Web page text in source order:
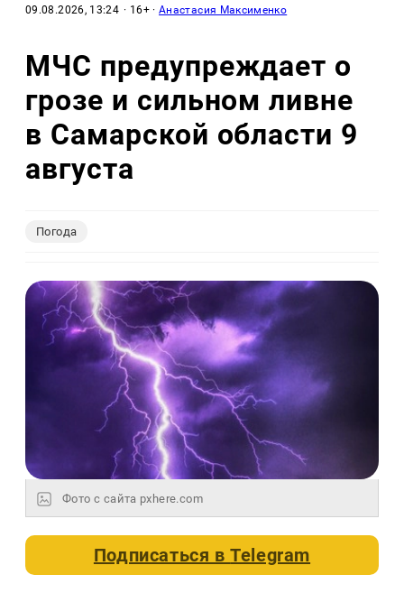
09.08.2026, 13:24 · 16+ ·Анастасия Максименко
МЧС предупреждает о
грозе и сильном ливне
в Самарской области 9
августа
Погода
Фото с сайта pxhere.com
Подписаться вTelegram